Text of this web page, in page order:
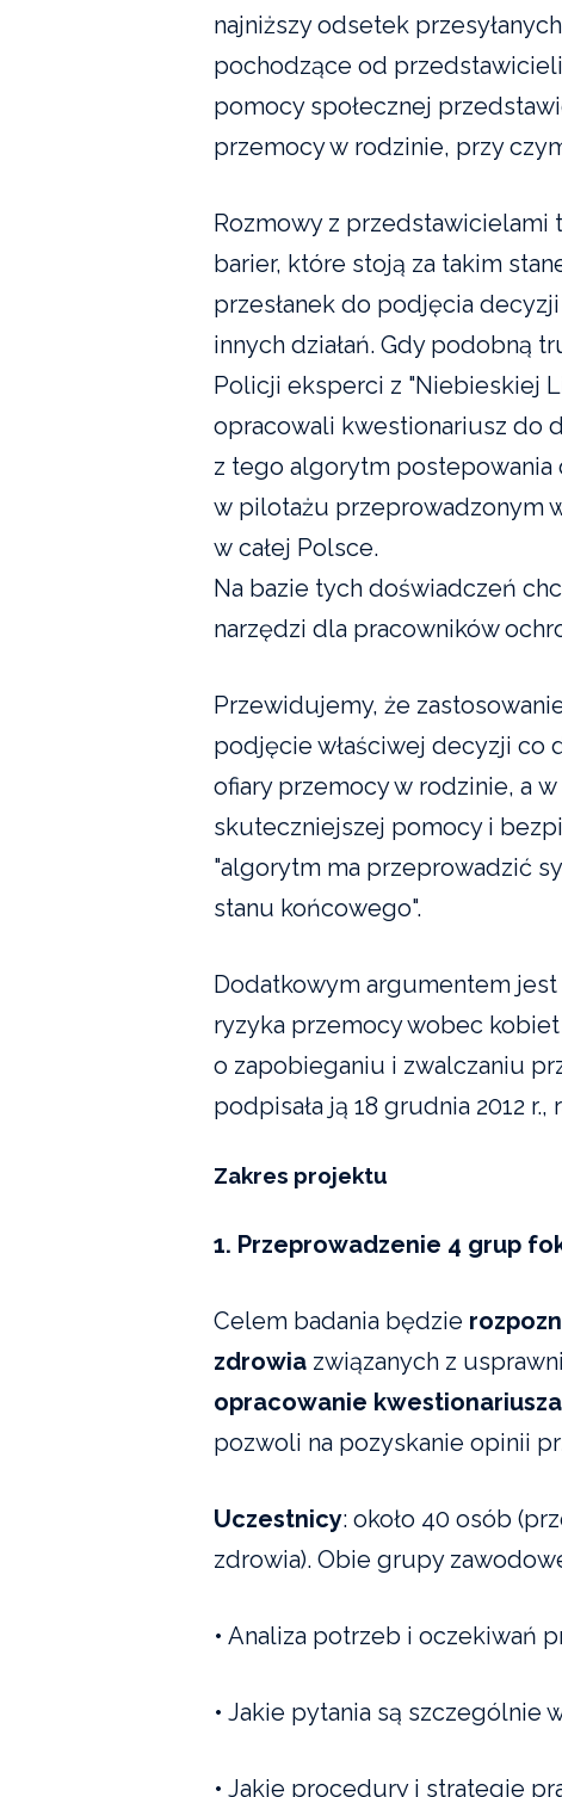
najniższy odsetek
pochodzące od
pomocy społecznej
przemocy w rodzinie, przy
Rozmowy z
barier, które stoją za takim
przesłanek do podjęcia
innych działań. Gdy podobną
Policji eksperci z "Niebieskiej
opracowali kwestionariusz do
z tego algorytm postepowania
w pilotażu przeprowadzonym
w całej Polsce.
Na bazie tych doświadczeń
narzędzi dla pracowników
Przewidujemy, że
podjęcie właściwej decyzji co
ofiary przemocy w rodzinie, a
skuteczniejszej pomocy i
"algorytm ma przeprowadzić
stanu końcowego".
Dodatkowym argumentem
ryzyka przemocy wobec
o zapobieganiu i zwalczaniu
podpisała ją 18 grudnia 2012
Zakres projektu
1. Przeprowadzenie 4 grup
Celem badania będzie
zdrowia związanych z
opracowanie
pozwoli na pozyskanie opinii
Uczestnicy: około 40 osób
zdrowia). Obie grupy
• Analiza potrzeb i oczekiwań
• Jakie pytania są szczególnie
• Jakie procedury i strategie